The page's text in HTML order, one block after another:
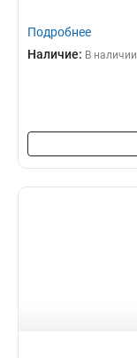
Подробнее
Наличие: В наличии